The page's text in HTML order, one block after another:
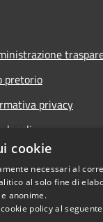
pretorio
privacy
legali
di
cookie
necessari al
al solo fine di
anonime.
policy al seguente